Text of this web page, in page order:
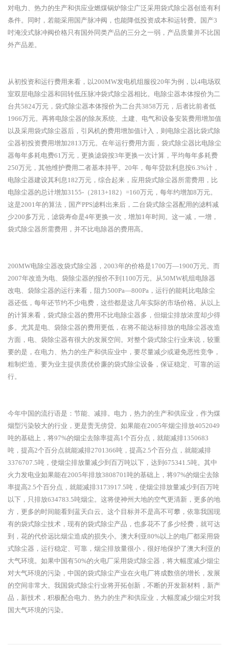
对电力、热力的生产和供应业燃煤锅炉除尘广泛采用袋式除尘器创造有利
条件。同时，若能采用国产脉冲阀，也能降低投资成本和运转费。国产3
吋淹没式脉冲阀价格只有国外同类产品的三分之一弱，产品质量并不比国
外产品差。
从初投资和运行费用来看，以200MW发电机组服役20年为例，以4电场双
室双层电除尘器和回转低压脉冲袋式除尘器相比。电除尘器本体报价为二
台共5824万元，袋式除尘器本体报价为二台共3858万元，后者比前者低
1966万元。再将电除尘器的除灰系统、土建、电气和设备安装费用增加值
以及采用袋式除尘器后，引风机的费用增加值计入，则电除尘器比袋式除
尘器初投资费用增加2813万元。在年运行费用方面，袋式除尘器比电除尘
器每年多耗电费61万元，更换滤袋按3年更换一次计算，平均每年多耗费
250万元，其他维护费用二者基本持平。20年，每年贷款利息按6.3%计，
电除尘器建设其利息182万元，综合起来，应用袋式除尘器所需费用，比
电除尘器的总计增加3155-（2813+182）=160万元，每年约增加8万元。
这是2001年的算法，国产PPS滤料出来后，二台袋式除尘器配用的滤料减
少200多万元，滤袋寿命是4年更换一次，增加1年时间。这一减，一增，
袋式除尘器所需费用，并不比电除器的费用高。
200MW电除尘器改袋式除尘器， 2003年的价格是1700万—1900万元。而
2007年改造为电、袋除尘器的报价不到1100万元。从50MW机组电除器
改电、袋除尘器的运行来看，阻力500Pa—800Pa，运行的能耗比电除尘
器还低，每年还节约不少电费，这些都是这几年实际的市场价格。从以上
的计算来看，袋式除尘器的费用不比电除尘器多，但烟尘排放浓度却少得
多。尤其是电、袋除尘器的费用更低，在将不能达标排放的电除尘器改造
方面，电、袋除尘器有很大的发展空间。对整个袋式除尘行业来说，较重
要的是，在电力、热力的生产和供应业中，要尽量减少或避免恶性竞争，
粗制烂造。要为业主提供质优价廉的袋式除尘设备，保证稳定、可靠的运
行。
今年中国的流行语是：节能、减排。电力，热力的生产和供应业，作为煤
烟型污染较大的行业，更是责无傍贷。如果能在2005年烟尘排放4052049
吨的基础上，将97%的烟尘去除率提高1个百分点，就能减排1350683
吨，提高2个百分点就能减排2701366吨，提高2.5个百分点，就能减排
3376707.5吨，使烟尘排放量减少到百万吨以下，达到675341.5吨。其中
火力发电业如果能在2005年排放3808701吨的基础上，将97%的烟尘去除
率提高2.5个百分点，就能减排3173917.5吨，使烟尘排放量减少到百万吨
以下，只排放634783.5吨烟尘。这将使神州大地的空气更清新，更多的地
方，更多的时间能看到蓝天白云。这个目标并不是高不可攀，依靠我国现
有的袋式除尘技术，现有的袋式除尘产品，也多花不了多少经费，就可达
到，花的代价远比烟尘造成的损失小。澳大利亚80%以上的电厂都采用袋
式除尘器，运行稳定、可靠，烟尘排放量很小，很好地保护了澳大利亚的
大气环境。如果中国有50%的火电厂采用袋式除尘器，将大幅度减少烟尘
对大气环境的污染，中国的袋式除尘产业在火电厂将成数倍的增长，发展
的空间非常大。我国袋式除尘行业将开拓创新，不断的开发新材料，新产
品，新技术，积极配合电力、热力的生产和供应业，大幅度减少烟尘对我
国大气环境的污染。